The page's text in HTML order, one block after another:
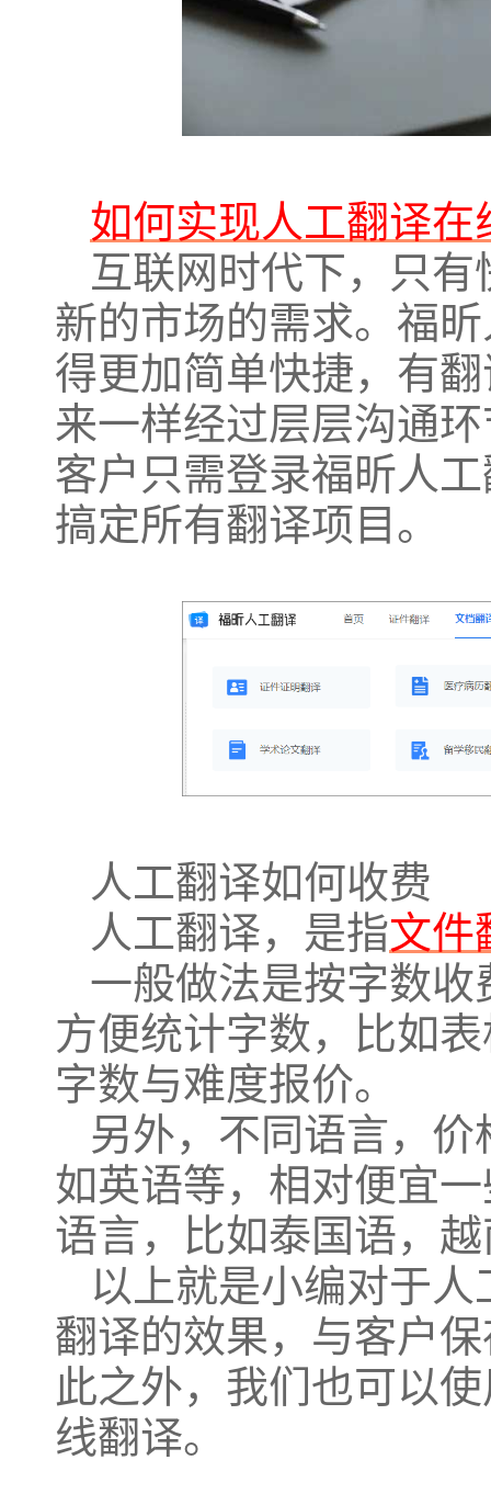
如何实现人工翻译在
互联网时代下，只
新的市场的需求。福
得更加简单快捷，有
来一样经过层层沟通
客户只需登录福昕人
搞定所有翻译项目。
人工翻译如何收费
人工翻译，是指文件
一般做法是按字数
方便统计字数，比如
字数与难度报价。
另外，不同语言，
如英语等，相对便宜
语言，比如泰国语，
以上就是小编对于
翻译的效果，与客户
此之外，我们也可以
线翻译。